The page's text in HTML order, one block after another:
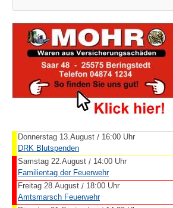
Donnerstag 13.August / 16:00 Uhr
DRK Blutspenden
Samstag 22.August / 14:00 Uhr
Familientag der Feuerwehr
Freitag 28.August / 18:00 Uhr
Amtsmarsch Feuerwehr